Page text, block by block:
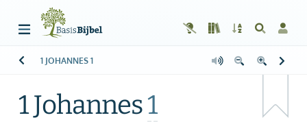
Welkom!
Start
1 JOHANNES 1
1 Johannes1